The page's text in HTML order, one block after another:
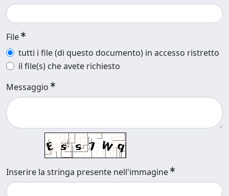
File
tutti i file (di questo documento) in accesso ristretto
il file(s) che avete richiesto
Messaggio
Inserire la stringa presente nell'immagine